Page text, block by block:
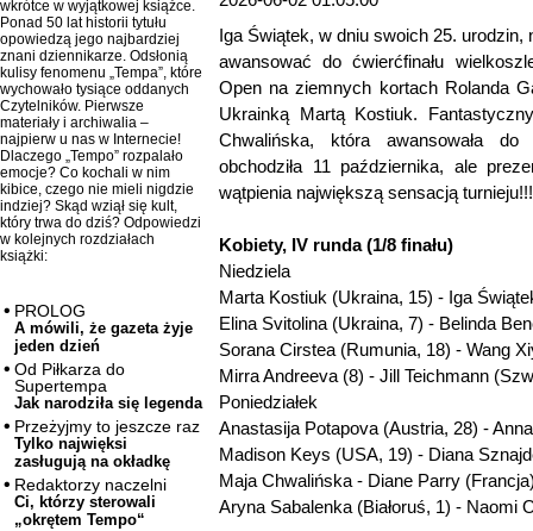
wkrótce w wyjątkowej książce.
Ponad 50 lat historii tytułu
opowiedzą jego najbardziej
znani dziennikarze. Odsłonią
kulisy fenomenu „Tempa”, które
wychowało tysiące oddanych
Czytelników. Pierwsze
materiały i archiwalia –
najpierw u nas w Internecie!
Dlaczego „Tempo” rozpalało
emocje? Co kochali w nim
kibice, czego nie mieli nigdzie
indziej? Skąd wziął się kult,
który trwa do dziś? Odpowiedzi
w kolejnych rozdziałach
książki:
PROLOG
A mówili, że gazeta żyje
jeden dzień
Od Piłkarza do
Supertempa
Jak narodziła się legenda
Przeżyjmy to jeszcze raz
Tylko najwięksi
zasługują na okładkę
Redaktorzy naczelni
Ci, którzy sterowali
„okrętem Tempo“
Iga Świątek, w dniu swoich 25. urodzin,
awansować do ćwierćfinału
Open na ziemnych kortach Rolanda
Ukrainką Martą Kostiuk.
Chwalińska, która awansowała
obchodziła 11 października, ale
wątpienia największą sensacją turnieju!!!
Kobiety, IV runda (1/8 finału)
Niedziela
Marta Kostiuk (Ukraina, 15) - Iga
Elina Svitolina (Ukraina, 7) - Belinda
Sorana Cirstea (Rumunia, 18) - Wang
Mirra Andreeva (8) - Jill Teichmann
Poniedziałek
Anastasija Potapova (Austria, 28) -
Madison Keys (USA, 19) - Diana
Maja Chwalińska - Diane Parry
Aryna Sabalenka (Białoruś, 1) - Naomi